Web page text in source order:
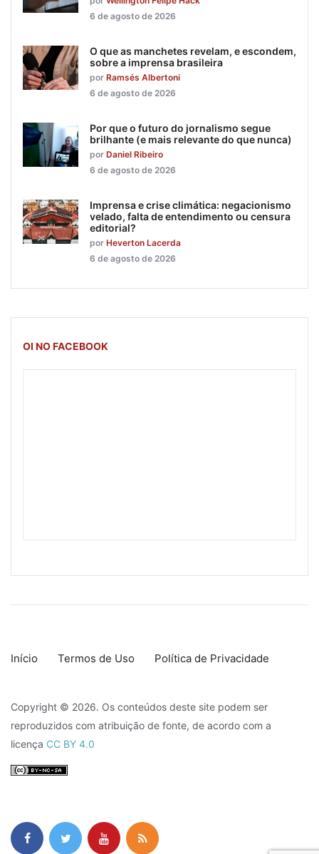
6 de agosto de 2026
O que as manchetes revelam, e escondem,
sobre a imprensa brasileira
por Ramsés Albertoni
6 de agosto de 2026
Por que o futuro do jornalismo segue
brilhante (e mais relevante do que nunca)
por Daniel Ribeiro
6 de agosto de 2026
Imprensa e crise climática: negacionismo
velado, falta de entendimento ou censura
editorial?
por Heverton Lacerda
6 de agosto de 2026
OI NO FACEBOOK
Início Termos de Uso Política de Privacidade
Copyright © 2026. Os conteúdos deste site podem ser
reproduzidos com atribuição de fonte, de acordo com a
licença CC BY 4.0